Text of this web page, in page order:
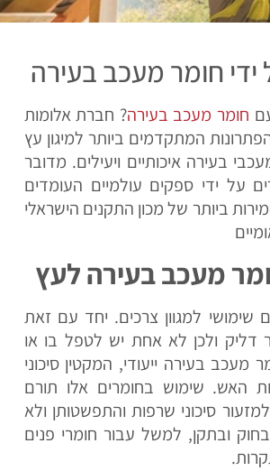
ידי חומר מעכב בעירה
חומר מעכב בעירה? חברת אלומות
המתקדמים ביותר למיגון עץ
בעירה איכותיים ויעילים. מדובר
על ידי ספקים עולמיים העומדים
ביותר של מכון התקנים הישראלי
מעכב בעירה לעץ
שימושי למגוון צרכים. יחד עם זאת
דליק ולכן לא אחת יש לטפל בו או
מעכב בעירה ייעודי, המקטין סיכוני
האש. שימוש בחומרים אלו תורם
סיכוני שרפות והתפשטותן ולא
ובתקן, למשל עבור חומרי פנים